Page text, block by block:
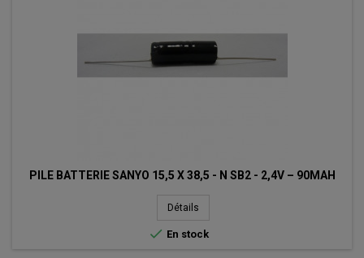
PILE BATTERIE SANYO 15,5 X 38,5 - N SB2 - 2,4V – 90MAH
Détails
 En stock